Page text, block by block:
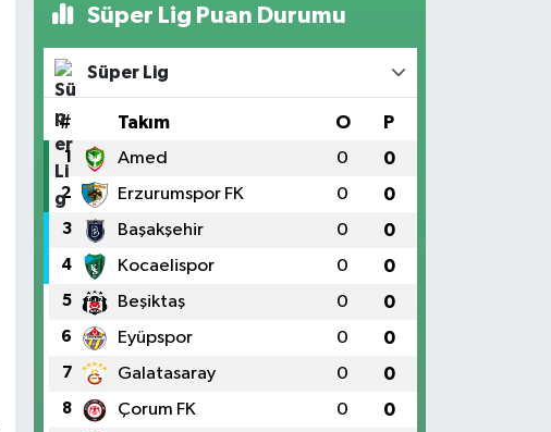
Süper Lig Puan Durumu
Süper Lig
# Takım O P
1 Amed 0 0
2 Erzurumspor FK 0 0
3 Başakşehir 0 0
4 Kocaelispor 0 0
5 Beşiktaş 0 0
6 Eyüpspor 0 0
7 Galatasaray 0 0
8 Çorum FK 0 0